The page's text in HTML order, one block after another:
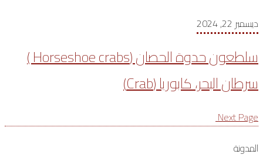
ديسمبر 22, 2024
سلطعون حدوة الحصان (Horseshoe crabs )
سرطان البحر، كابوريا (Crab)
Next Page
المدونة